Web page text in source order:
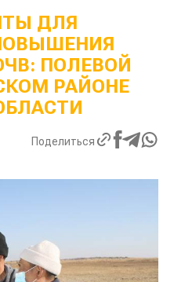
ДЛЯ
ПОЛЕВОЙ
РАЙОНЕ
Поделиться